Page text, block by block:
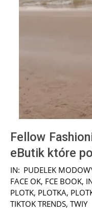
Fellow
eButik które
2025-
01-
21
IN: PUDELEK
FACE OK, FCE BOOK,
PLOTK, PLOTKA,
TIKTOK TRENDS, TWIY